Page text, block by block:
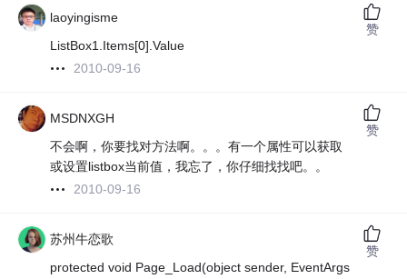
laoyingisme
ListBox1.Items[0].Value
2010-09-16
赞
MSDNXGH
不会啊，你要找对方法啊。。。有一个属性可以获取
或设置listbox当前值，我忘了，你仔细找找吧。。
2010-09-16
赞
苏州牛恋歌
protected void Page_Load(object sender, EventArgs
赞